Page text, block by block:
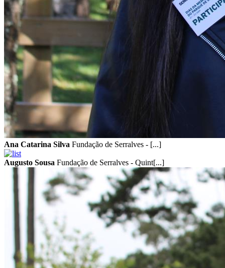
Ana Catarina Silva Fundação de Serralves - [...]
Augusto Sousa Fundação de Serralves - Quint[...]